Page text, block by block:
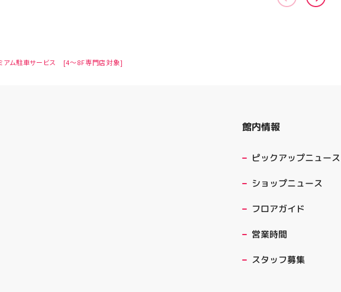
アム駐車サービス [4～8F専門店対象]
館内情報
ピックアップニュース
ショップニュース
フロアガイド
営業時間
スタッフ募集